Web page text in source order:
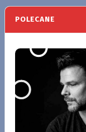
POLECANE